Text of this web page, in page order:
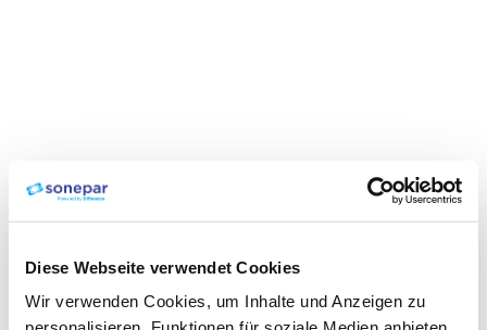
Diese Webseite verwendet Cookies
Wir verwenden Cookies, um Inhalte und Anzeigen zu